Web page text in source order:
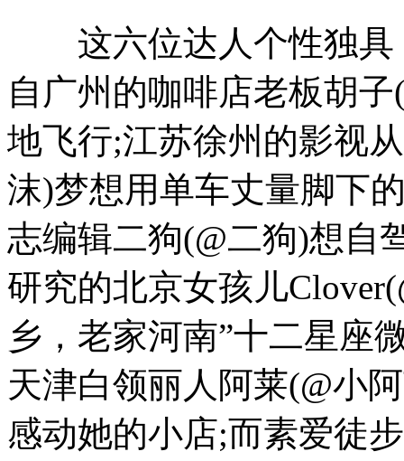
这六位达人个性独具
自广州的咖啡店老板胡
地飞行;江苏徐州的影视
沫)梦想用单车丈量脚下
志编辑二狗(@二狗)想自
研究的北京女孩儿
乡，老家河南”十二星座
天津白领丽人阿莱(@小
感动她的小店;而素爱徒